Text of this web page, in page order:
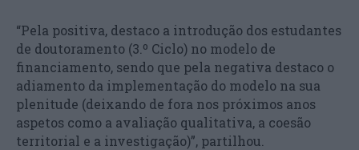
“Pela positiva, destaco a introdução dos estudantes
de doutoramento (3.º Ciclo) no modelo de
financiamento, sendo que pela negativa destaco o
adiamento da implementação do modelo na sua
plenitude (deixando de fora nos próximos anos
aspetos como a avaliação qualitativa, a coesão
territorial e a investigação)”, partilhou.